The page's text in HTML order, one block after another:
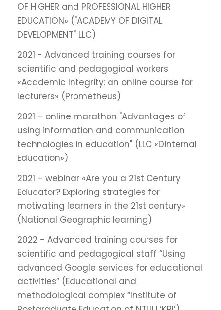
OF HIGHER and PROFESSIONAL HIGHER
EDUCATION» ("ACADEMY OF DIGITAL
DEVELOPMENT" LLC)
2021 - Advanced training courses for
scientific and pedagogical workers
«Academic Integrity: an online course for
lecturers» (Prometheus)
2021 – online marathon "Advantages of
using information and communication
technologies in education" (LLC «Dinternal
Education»)
2021 – webinar «Are you a 21st Century
Educator? Exploring strategies for
motivating learners in the 21st century»
(National Geographic learning)
2022 - Advanced training courses for
scientific and pedagogical staff “Using
advanced Google services for educational
activities” (Educational and
methodological complex “Institute of